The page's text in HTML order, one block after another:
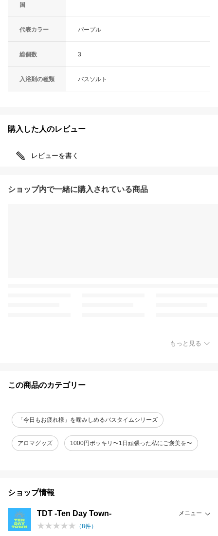
国
代表カラー パープル
総個数 3
入浴剤の種類 バスソルト
購入した人のレビュー
レビューを書く
ショップ内で一緒に購入されている商品
もっと見る
この商品のカテゴリー
「今日もお疲れ様」を噛みしめるバスタイムシリーズ
アロマグッズ 1000円ポッキリ〜1日頑張った私にご褒美を〜
ショップ情報
TDT -Ten Day Town-
メニュー
（8件）